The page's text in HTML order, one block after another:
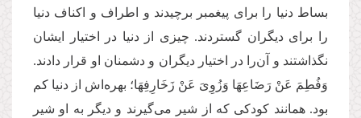
بساط دنیا را برای پیغمبر برچیدند و اطراف و اکناف دنیا
را برای دیگران گستردند. چیزی از دنیا در اختیار ایشان
نگذاشتند و آن‌را در اختیار دیگران و دشمنان او قرار دادند.
وَفُطِمَ عَنْ رَضَاعِهَا وَزُوِیَ عَنْ زَخَارِفِهَا؛ بهره‌اش از دنیا کم
بود. همانند کودکی که از شیر می‌گیرند و دیگر به او شیر